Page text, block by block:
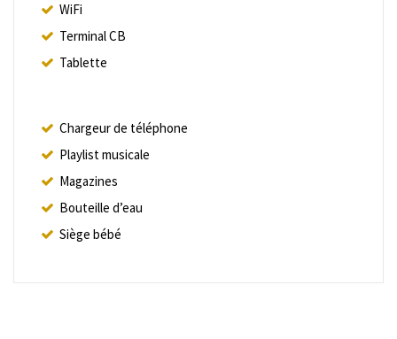
WiFi
Terminal CB
Tablette
Chargeur de téléphone
Playlist musicale
Magazines
Bouteille d’eau
Siège bébé